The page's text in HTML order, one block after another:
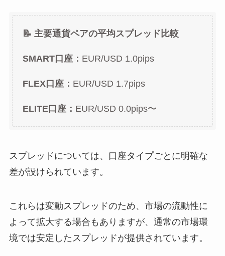
📝 主要通貨ペアの平均スプレッド比較
SMART口座： EUR/USD 1.0pips
FLEX口座： EUR/USD 1.7pips
ELITE口座： EUR/USD 0.0pips〜
スプレッドについては、口座タイプごとに明確な
差が設けられています。
これらは変動スプレッドのため、市場の流動性に
よって拡大する場合もありますが、通常の市場環
境では安定したスプレッドが提供されています。